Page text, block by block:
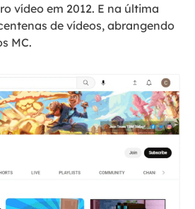
vídeo em 2012. E na última
de vídeos, abrangendo
MC.